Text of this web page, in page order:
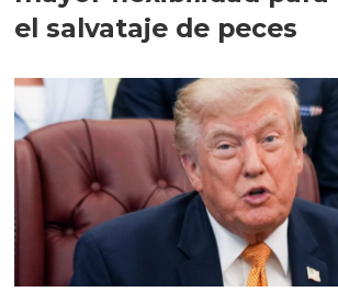
el salvataje de peces